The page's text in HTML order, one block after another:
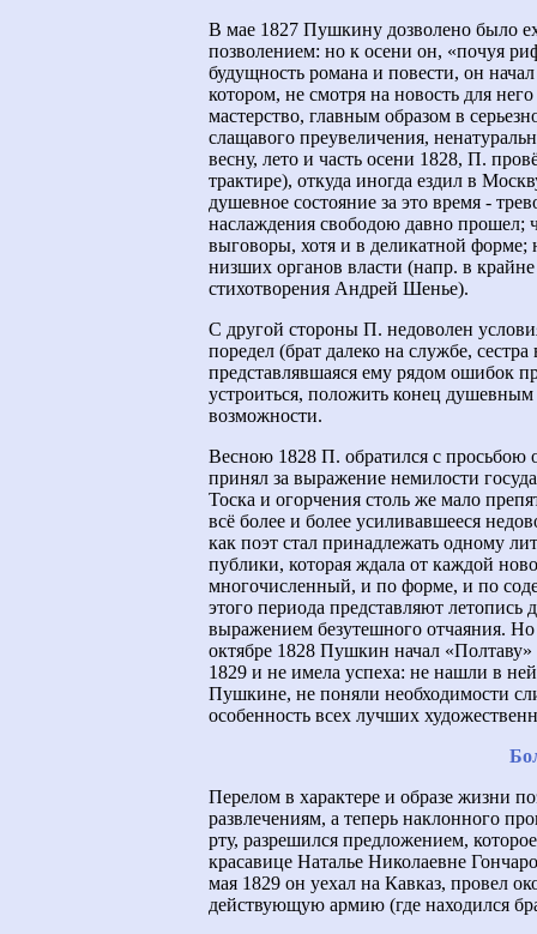
В мае 1827 Пушкину дозволено было
позволением: но к осени он, «почуя
будущность романа и повести, он
котором, не смотря на новость для
мастерство, главным образом в
слащавого преувеличения,
весну, лето и часть осени 1828, П.
трактире), откуда иногда ездил в
душевное состояние за это время -
наслаждения свободою давно прошел;
выговоры, хотя и в деликатной форме;
низших органов власти (напр. в
стихотворения Андрей Шенье).
С другой стороны П. недоволен
поредел (брат далеко на службе,
представлявшаяся ему рядом ошибок
устроиться, положить конец
возможности.
Весною 1828 П. обратился с
принял за выражение немилости
Тоска и огорчения столь же мало
всё более и более усиливавшееся
как поэт стал принадлежать одному
публики, которая ждала от каждой
многочисленный, и по форме, и по
этого периода представляют
выражением безутешного отчаяния.
октябре 1828 Пушкин начал
1829 и не имела успеха: не нашли в
Пушкине, не поняли необходимости
особенность всех лучших
Перелом в характере и образе жизни
развлечениям, а теперь наклонного
рту, разрешился предложением,
красавице Наталье Николаевне
мая 1829 он уехал на Кавказ, провел
действующую армию (где находился